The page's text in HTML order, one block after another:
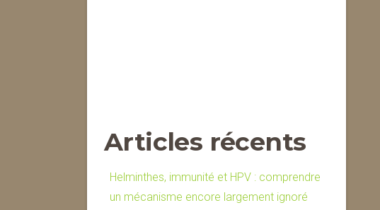
Articles récents
Helminthes, immunité et HPV : comprendre
un mécanisme encore largement ignoré